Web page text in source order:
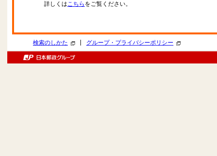
詳しくはこちら をご覧ください。
検索のしかた グループ・プライバシーポリシー